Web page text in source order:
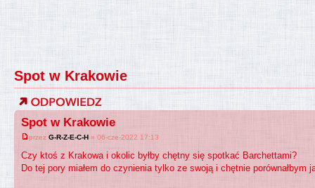
Spot w Krakowie
Spot w Krakowie
przez G-R-Z-E-C-H » 06-cze-2022 17:13
Czy ktoś z Krakowa i okolic byłby chętny się spotkać Barchettami?
Do tej pory miałem do czynienia tylko ze swoją i chętnie porównałbym